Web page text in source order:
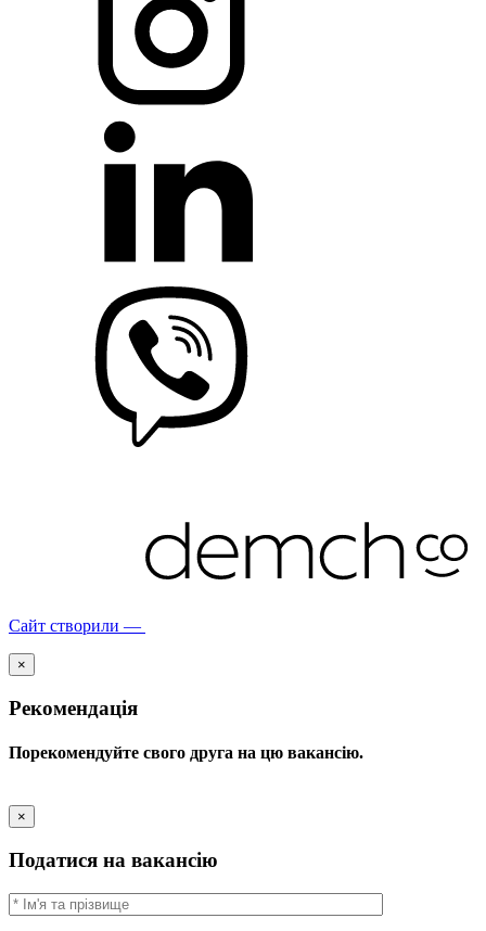
Сайт створили —
×
Рекомендація
Порекомендуйте свого друга на цю вакансію.
×
Податися на вакансію